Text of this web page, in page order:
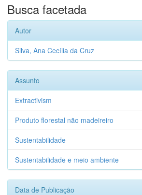
Busca facetada
Autor
Silva, Ana Cecília da Cruz
Assunto
Extractivism
Produto florestal não madeireiro
Sustentabilidade
Sustentabilidade e meio ambiente
Data de Publicação